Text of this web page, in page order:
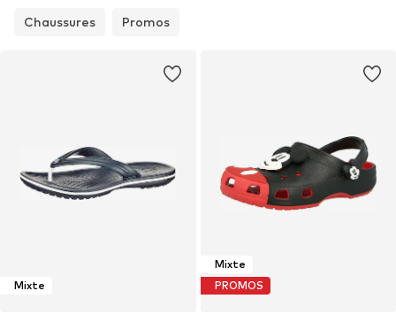
Chaussures Promos
Mixte
Mixte
PROMOS